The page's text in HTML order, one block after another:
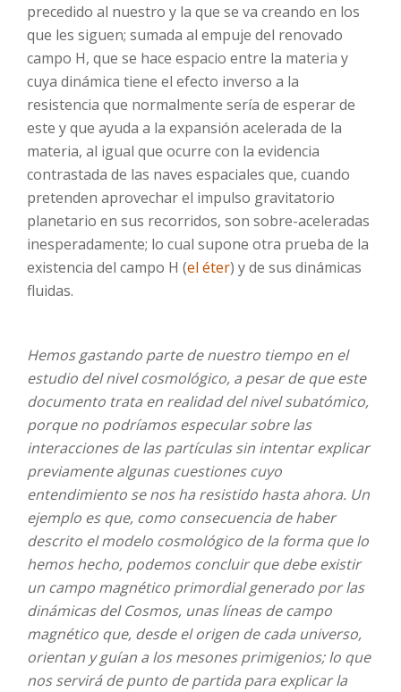
precedido al nuestro y la que se va creando en los
que les siguen; sumada al empuje del renovado
campo H, que se hace espacio entre la materia y
cuya dinámica tiene el efecto inverso a la
resistencia que normalmente sería de esperar de
este y que ayuda a la expansión acelerada de la
materia, al igual que ocurre con la evidencia
contrastada de las naves espaciales que, cuando
pretenden aprovechar el impulso gravitatorio
planetario en sus recorridos, son sobre-aceleradas
inesperadamente; lo cual supone otra prueba de la
existencia del campo H (el éter) y de sus dinámicas
fluidas.
Hemos gastando parte de nuestro tiempo en el
estudio del nivel cosmológico, a pesar de que este
documento trata en realidad del nivel subatómico,
porque no podríamos especular sobre las
interacciones de las partículas sin intentar explicar
previamente algunas cuestiones cuyo
entendimiento se nos ha resistido hasta ahora. Un
ejemplo es que, como consecuencia de haber
descrito el modelo cosmológico de la forma que lo
hemos hecho, podemos concluir que debe existir
un campo magnético primordial generado por las
dinámicas del Cosmos, unas líneas de campo
magnético que, desde el origen de cada universo,
orientan y guían a los mesones primigenios; lo que
nos servirá de punto de partida para explicar la